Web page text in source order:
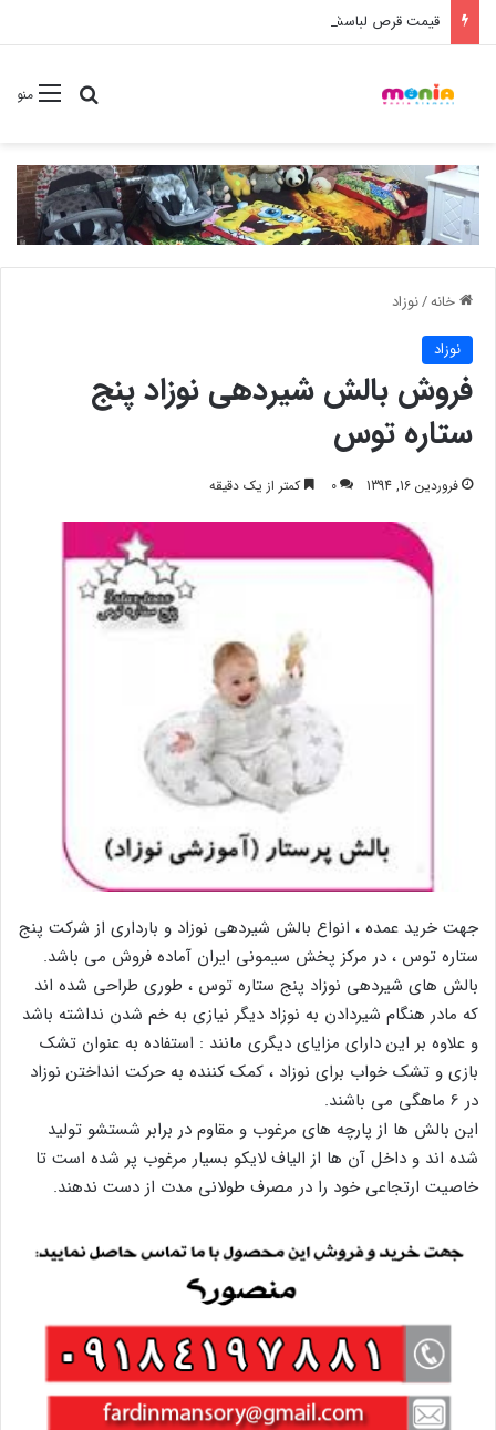
قیمت قرص لباسشویی مخصوص لباس کودک چیکو Chicco 16 تایی
منوجستجو
خانه/نوزاد
نوزاد
فروش بالش شیردهی نوزاد پنج
ستاره توس
فروردین 16, 1394 0 کمتر از یک دقیقه
جهت خرید عمده ، انواع بالش شیردهی نوزاد و بارداری از شرکت پنج
ستاره توس ، در مرکز پخش سیمونی ایران آماده فروش می باشد.
بالش های شیردهی نوزاد پنج ستاره توس ، طوری طراحی شده اند
که مادر هنگام شیردادن به نوزاد دیگر نیازی به خم شدن نداشته باشد
و علاوه بر این دارای مزایای دیگری مانند : استفاده به عنوان تشک
بازی و تشک خواب برای نوزاد ، کمک کننده به حرکت انداختن نوزاد
در 6 ماهگی می باشند.
این بالش ها از پارچه های مرغوب و مقاوم در برابر شستشو تولید
شده اند و داخل آن ها از الیاف لایکو بسیار مرغوب پر شده است تا
خاصیت ارتجاعی خود را در مصرف طولانی مدت از دست ندهند.